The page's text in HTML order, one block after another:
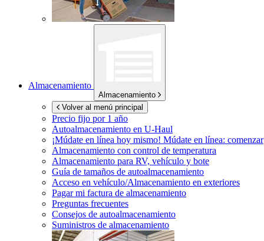
Almacenamiento
Almacenamiento
Volver al menú principal
Precio fijo por 1 año
Autoalmacenamiento en U-Haul
¡Múdate en línea hoy mismo! Múdate en línea: comenzar
Almacenamiento con control de temperatura
Almacenamiento para RV, vehículo y bote
Guía de tamaños de autoalmacenamiento
Acceso en vehículo/Almacenamiento en exteriores
Pagar mi factura de almacenamiento
Preguntas frecuentes
Consejos de autoalmacenamiento
Suministros de almacenamiento